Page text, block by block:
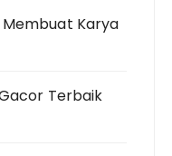
Karya
Terbaik